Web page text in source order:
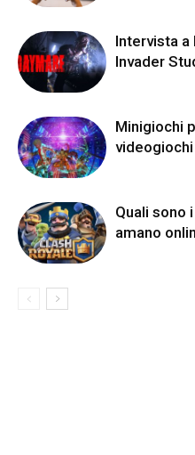
Intervista a
Invader
Minigiochi
videogiochi
Quali sono
amano